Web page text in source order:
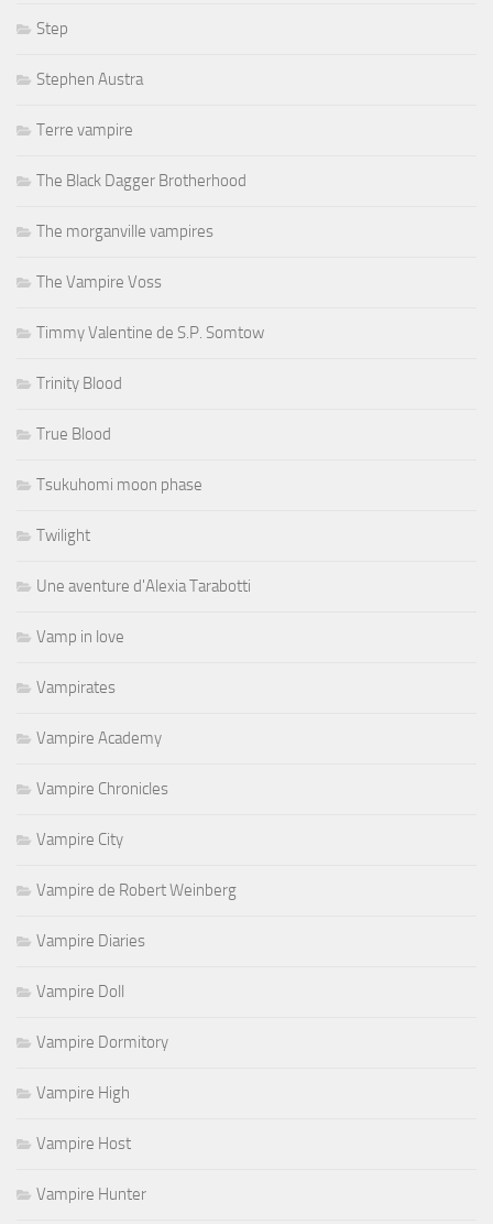
Step
Stephen Austra
Terre vampire
The Black Dagger Brotherhood
The morganville vampires
The Vampire Voss
Timmy Valentine de S.P. Somtow
Trinity Blood
True Blood
Tsukuhomi moon phase
Twilight
Une aventure d'Alexia Tarabotti
Vamp in love
Vampirates
Vampire Academy
Vampire Chronicles
Vampire City
Vampire de Robert Weinberg
Vampire Diaries
Vampire Doll
Vampire Dormitory
Vampire High
Vampire Host
Vampire Hunter